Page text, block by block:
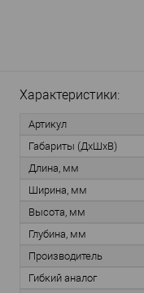
Характеристики:
Артикул
Габариты (ДхШхВ)
Длина, мм
Ширина, мм
Высота, мм
Глубина, мм
Производитель
Гибкий аналог